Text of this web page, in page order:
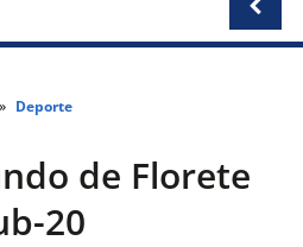
Deporte
de Florete
20